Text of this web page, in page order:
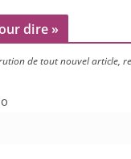
dire »
de tout nou­vel article,